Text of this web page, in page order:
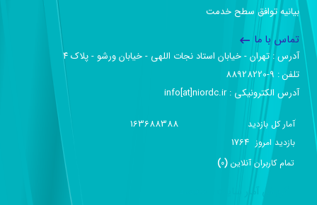
بیانیه توافق سطح خدمت
تماس با ما
آدرس :‌ تهران - خیابان استاد نجات اللهی - خیابان ورشو - پلاک ۴
تلفن :‌ 9-88928220
آدرس الکترونیکی :‌ info[at]niordc.ir
آمار کل بازدید 163688388
بازديد امروز 1764
تمام کاربران آنلاين (
0
)